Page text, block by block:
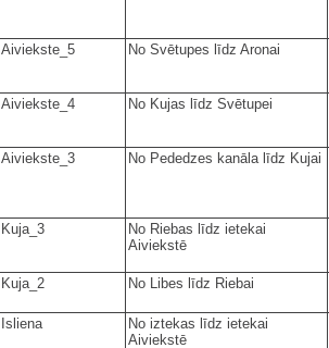
Aiviekste_5 No Svētupes līdz Aronai
Aiviekste_4 No Kujas līdz Svētupei
Aiviekste_3 No Pededzes kanāla līdz Kujai
Kuja_3
No Riebas līdz ietekai
Aiviekstē
Kuja_2 No Libes līdz Riebai
Isliena
No iztekas līdz ietekai
Aiviekstē